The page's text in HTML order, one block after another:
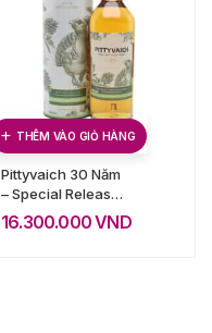
THÊM VÀO GIỎ HÀNG
Pittyvaich 30 Năm
– Special Release
2020
16.300.000VND